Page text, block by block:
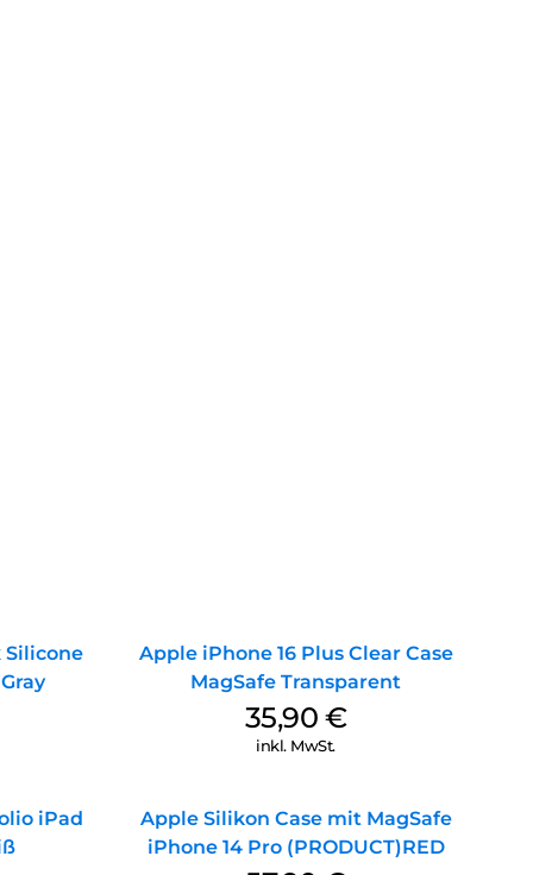
Silicone
Apple iPhone 16 Plus Clear Case
MagSafe Transparent
35,90 €
inkl. MwSt.
iPad
Apple Silikon Case mit MagSafe
iPhone 14 Pro (PRODUCT)RED